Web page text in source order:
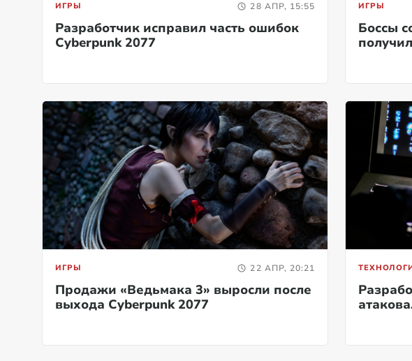
ИГРЫ 28 АПР, 15:55
Разработчик исправил часть ошибок
Cyberpunk 2077
ИГРЫ
Боссы
ИГРЫ 22 АПР, 20:21
Продажи «Ведьмака 3» выросли после
выхода Cyberpunk 2077